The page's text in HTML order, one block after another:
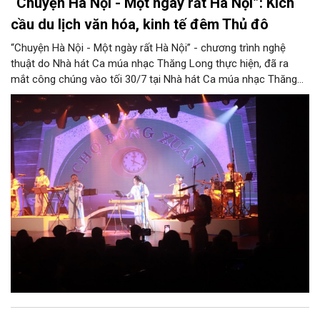
cầu du lịch văn hóa, kinh tế đêm Thủ đô
“Chuyện Hà Nội - Một ngày rất Hà Nội” - chương trình nghệ
thuật do Nhà hát Ca múa nhạc Thăng Long thực hiện, đã ra
mắt công chúng vào tối 30/7 tại Nhà hát Ca múa nhạc Thăng
Long (số 31 - 33 phố Lương Văn Can, phường Hoàn Kiếm).